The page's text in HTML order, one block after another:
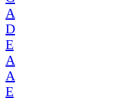
A
D
E
A
A
E